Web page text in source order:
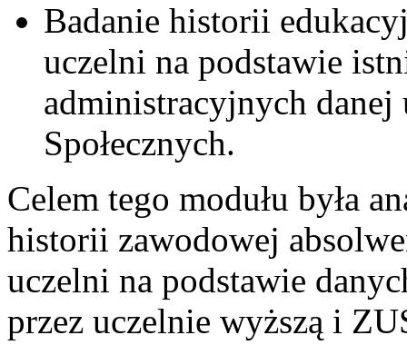
Badanie historii
uczelni na podstawie
administracyjnych danej
Społecznych.
Celem tego modułu była
historii zawodowej
uczelni na podstawie
przez uczelnie wyższą i